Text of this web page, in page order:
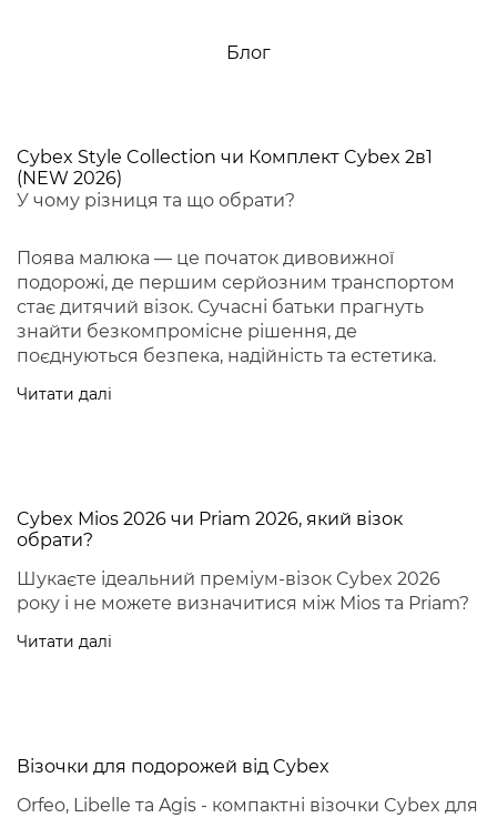
Блог
Cybex Style Collection чи Комплект Cybex 2в1
(NEW 2026)
У чому різниця та що обрати?
Поява малюка — це початок дивовижної
подорожі, де першим серйозним транспортом
стає дитячий візок. Сучасні батьки прагнуть
знайти безкомпромісне рішення, де
поєднуються безпека, надійність та естетика.
Читати далі
Cybex Mios 2026 чи Priam 2026, який візок
обрати?
Шукаєте ідеальний преміум-візок Cybex 2026
року і не можете визначитися між Mios та Priam?
Читати далі
Візочки для подорожей від Cybex
Orfeo, Libelle та Agis - компактні візочки Cybex для